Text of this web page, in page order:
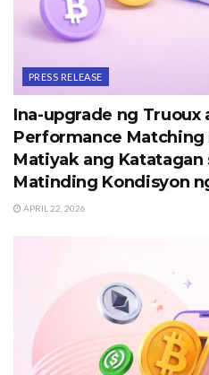
PRESS RELEASE
Ina-upgrade ng Truoux
Performance Matching
Matiyak ang Katatagan
Matinding Kondisyon
APRIL 22, 2026